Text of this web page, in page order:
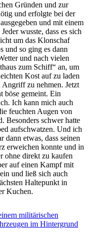
Gründen und zur
und erfolgte bei der
und mit einem
wusste, dass es sich
um das Klonschaf
und so ging es dann
und nach vielen
zum Schiff“ an, um
Kost auf zu laden
Angriff zu nehmen. Jetzt
böse gemeint. Ein
Ich kann mich auch
feuchten Augen von
Besonders schwer hatte
aufschwatzen. Und ich
dann etwas, dass seinen
erweichen konnte und in
ohne direkt zu kaufen
auf einen Kampf mit
und ließ sich auch
Haltepunkt in
Kuchen.